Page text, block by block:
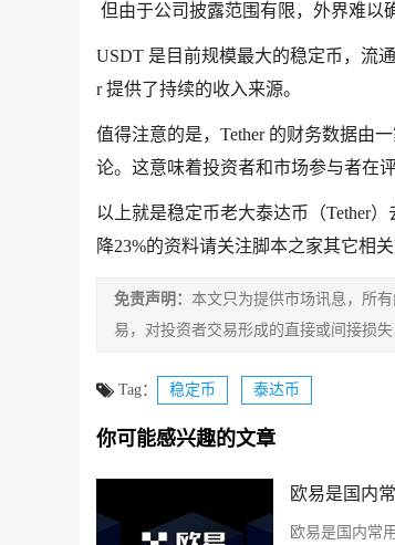
但由于公司披露范围有限，外界难以
USDT 是目前规模最大的稳定币，流
r 提供了持续的收入来源。
值得注意的是，Tether 的财务数据由
论。这意味着投资者和市场参与者在
以上就是稳定币老大泰达币（Tether
降23%的资料请关注脚本之家其它相关
免责声明： 本文只为提供市场讯息，所
易，对投资者交易形成的直接或间接损
Tag： 稳定币 泰达币
你可能感兴趣的文章
欧易是国内
欧易是国内常